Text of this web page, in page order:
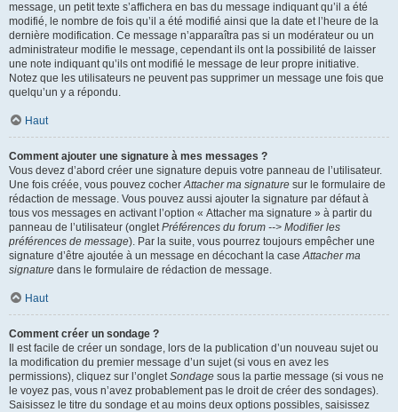
message, un petit texte s’affichera en bas du message indiquant qu’il a été
modifié, le nombre de fois qu’il a été modifié ainsi que la date et l’heure de la
dernière modification. Ce message n’apparaîtra pas si un modérateur ou un
administrateur modifie le message, cependant ils ont la possibilité de laisser
une note indiquant qu’ils ont modifié le message de leur propre initiative.
Notez que les utilisateurs ne peuvent pas supprimer un message une fois que
quelqu’un y a répondu.
Haut
Comment ajouter une signature à mes messages ?
Vous devez d’abord créer une signature depuis votre panneau de l’utilisateur.
Une fois créée, vous pouvez cocherAttacher ma signature sur le formulaire de
rédaction de message. Vous pouvez aussi ajouter la signature par défaut à
tous vos messages en activant l’option « Attacher ma signature » à partir du
panneau de l’utilisateur (ongletPréférences du forum --> Modifier les
préférences de message). Par la suite, vous pourrez toujours empêcher une
signature d’être ajoutée à un message en décochant la caseAttacher ma
signature dans le formulaire de rédaction de message.
Haut
Comment créer un sondage ?
Il est facile de créer un sondage, lors de la publication d’un nouveau sujet ou
la modification du premier message d’un sujet (si vous en avez les
permissions), cliquez sur l’ongletSondage sous la partie message (si vous ne
le voyez pas, vous n’avez probablement pas le droit de créer des sondages).
Saisissez le titre du sondage et au moins deux options possibles, saisissez